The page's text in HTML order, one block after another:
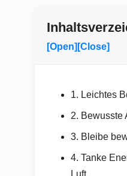
[Open] [Close]
1. Leichtes
2. Bewusste
3. Bleibe
4. Tanke
Luft